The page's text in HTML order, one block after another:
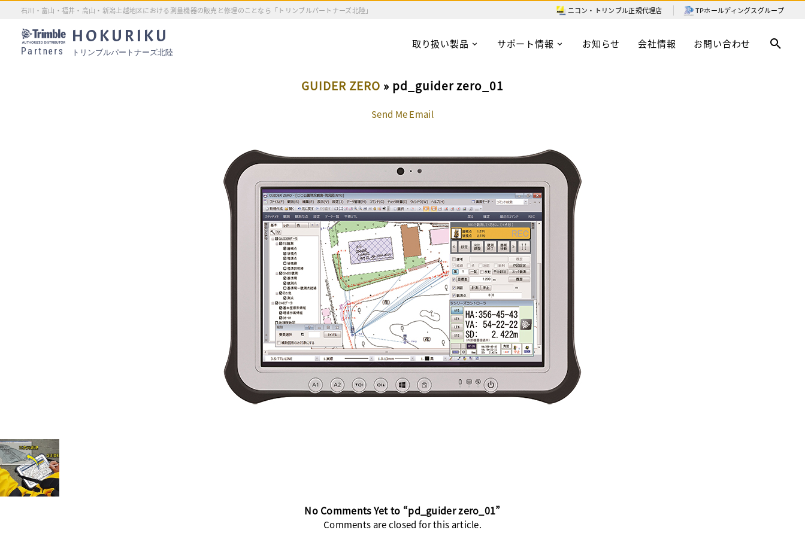
石川・富山・福井・高山・新潟上越地区における測量機器の販売と修理のことなら「トリンブルパートナーズ北陸」 ニコン・トリンブル正規代理店 TPホールディングスグループ
Partners
HOKURIKU
トリンブルパートナーズ北陸
取り扱い製品 サポート情報 お知らせ 会社情報 お問い合わせ
GUIDER ZERO » pd_guider zero_01
Send Me Email
No Comments Yet to “pd_guider zero_01”
Comments are closed for this article.